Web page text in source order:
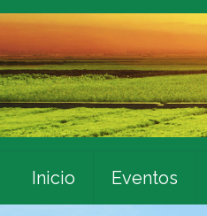
Inicio Eventos